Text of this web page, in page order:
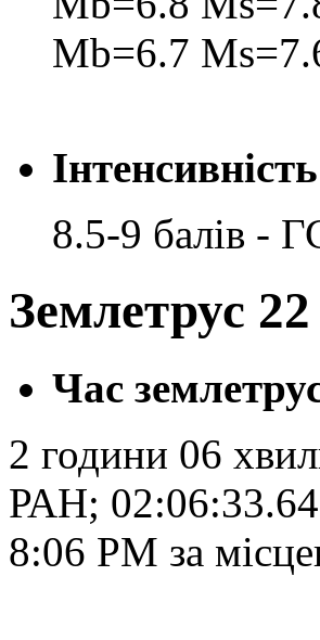
Mb=6.7
8.5-9 балів -
Землетрус
Час
2 години 06
РАН;
8:06 PM за